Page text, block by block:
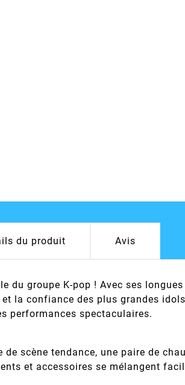
du produit Avis
du groupe K-pop ! Avec ses
et la confiance des plus grandes
performances spectaculaires.
scène tendance, une paire de
et accessoires se mélangent